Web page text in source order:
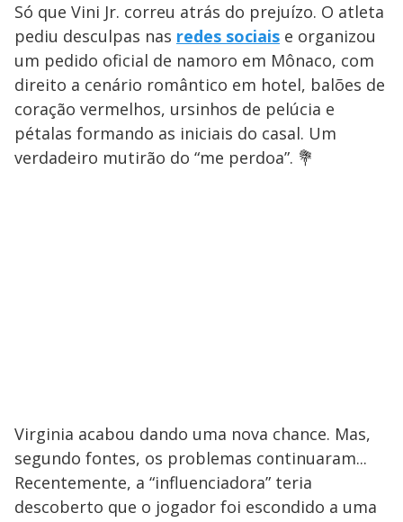
Só que Vini Jr. correu atrás do prejuízo. O atleta
pediu desculpas nas redes sociais e organizou
um pedido oficial de namoro em Mônaco, com
direito a cenário romântico em hotel, balões de
coração vermelhos, ursinhos de pelúcia e
pétalas formando as iniciais do casal. Um
verdadeiro mutirão do “me perdoa”. 💐
Virginia acabou dando uma nova chance. Mas,
segundo fontes, os problemas continuaram...
Recentemente, a “influenciadora” teria
descoberto que o jogador foi escondido a uma